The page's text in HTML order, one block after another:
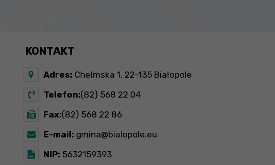
KONTAKT
Adres: Chełmska 1, 22-135 Białopole
Telefon:(82) 568 22 04
Fax:(82) 568 22 86
E-mail: gmina@bialopole.eu
NIP: 5632159393